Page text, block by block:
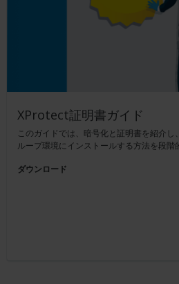
XProtect証明書ガイド
このガイドでは、暗号化と証明書を紹介
ループ環境にインストールする方法を段階
ダウンロード